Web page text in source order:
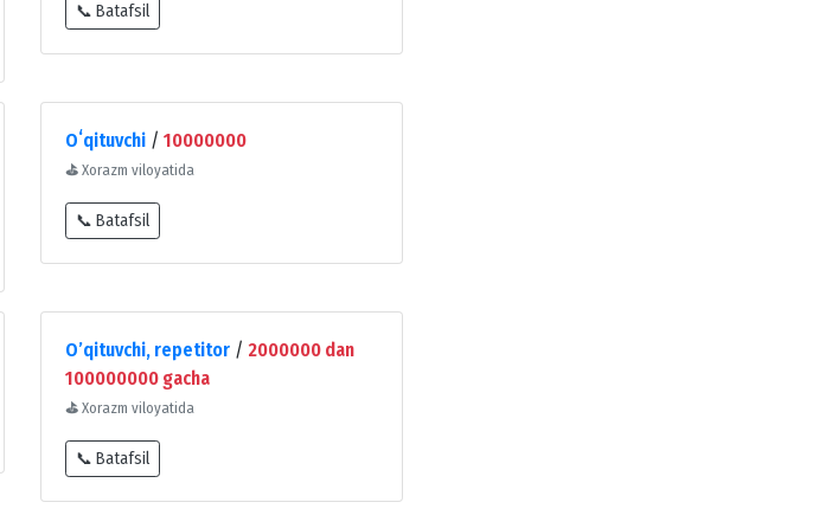
📞 Batafsil
Oʻqituvchi / 10000000
⛳ Xorazm viloyatida
📞 Batafsil
O’qituvchi, repetitor / 2000000 dan
100000000 gacha
⛳ Xorazm viloyatida
📞 Batafsil